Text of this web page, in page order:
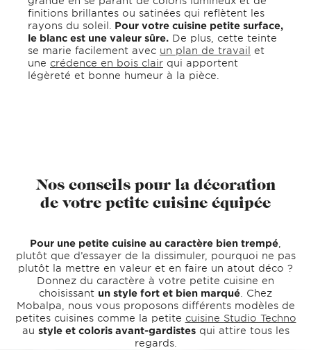
finitions brillantes ou satinées qui reflètent les
rayons du soleil. Pour votre cuisine petite surface,
le blanc est une valeur sûre. De plus, cette teinte
se marie facilement avec un plan de travail et
une crédence en bois clair qui apportent
légèreté et bonne humeur à la pièce.
Nos conseils pour la décoration
de votre petite cuisine équipée
Pour une petite cuisine au caractère bien trempé
plutôt que d’essayer de la dissimuler, pourquoi ne pas
plutôt la mettre en valeur et en faire un atout déco ?
Donnez du caractère à votre petite cuisine en
choisissant un style fort et bien marqué . Chez
Mobalpa, nous vous proposons différents modèles de
petites cuisines comme la petite cuisine Studio Techno
au style et coloris avant-gardistesqui attire tous les
regards.